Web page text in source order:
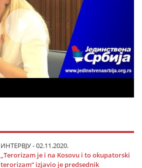
ИНТЕРВЈУ - 02.11.2020.
„Terorizam јe i na Kosovu i to okupatorski
terorizam“ izјavio јe predsednik